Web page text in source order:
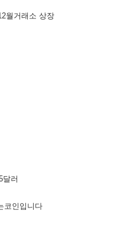
월거래소 상장
달러
코인입니다